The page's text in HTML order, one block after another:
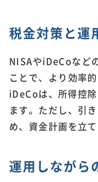
税金対策と運
NISAやiDeCoなど
ことで、より効率
iDeCoは、所得控
ます。ただし、引
め、資金計画を立
運用しながら